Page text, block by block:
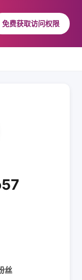
免费获取访问权限
丝